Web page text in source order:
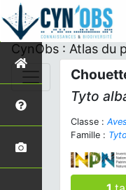
CynObs : Atlas du
Tyto
Classe : Aves
Famille :